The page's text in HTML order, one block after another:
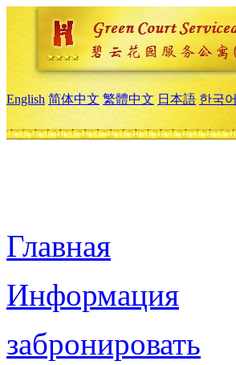
English 简体中文 繁體中文 日本語 한국어
Главная
Информация
забронировать